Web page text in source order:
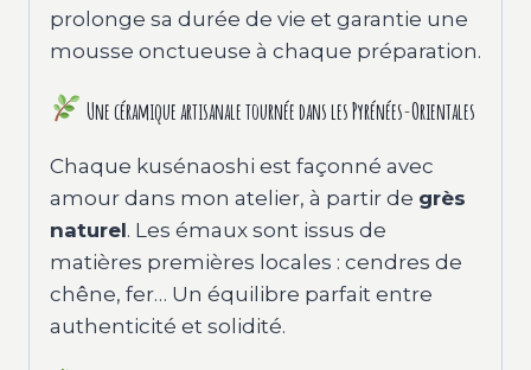
prolonge sa durée de vie et garantie une
mousse onctueuse à chaque préparation.
Une céramique artisanale tournée dans les Pyrénées-Orientales
Chaque kusénaoshi est façonné avec
amour dans mon atelier, à partir de grès
naturel. Les émaux sont issus de
matières premières locales : cendres de
chêne, fer… Un équilibre parfait entre
authenticité et solidité.